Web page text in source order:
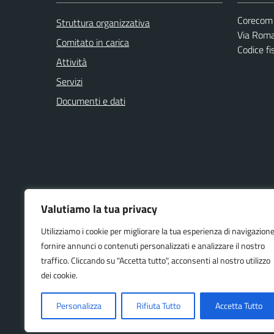
Valutiamo la tua privacy
Utilizziamo i cookie per migliorare la tua esperienza di
fornire annunci o contenuti personalizzati e analizzare il nostro
traffico. Cliccando su "Accetta tutto", acconsenti al nostro utilizzo
dei cookie.
Personalizza Rifiuta Tutto Accetta Tutto
Struttura organizzativa
Comitato in carica
Attività
Servizi
Documenti e dati
Via
Codice
Avvisi
Notizie
Comunicati
Eventi
Accessibilità